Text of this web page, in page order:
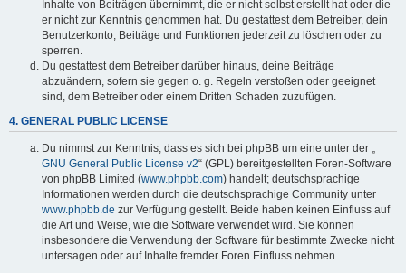
Inhalte von Beiträgen übernimmt, die er nicht selbst erstellt hat oder die
er nicht zur Kenntnis genommen hat. Du gestattest dem Betreiber, dein
Benutzerkonto, Beiträge und Funktionen jederzeit zu löschen oder zu
sperren.
Du gestattest dem Betreiber darüber hinaus, deine Beiträge
abzuändern, sofern sie gegen o. g. Regeln verstoßen oder geeignet
sind, dem Betreiber oder einem Dritten Schaden zuzufügen.
4. GENERAL PUBLIC LICENSE
Du nimmst zur Kenntnis, dass es sich bei phpBB um eine unter der „
GNU General Public License v2“ (GPL) bereitgestellten Foren-Software
von phpBB Limited (www.phpbb.com) handelt; deutschsprachige
Informationen werden durch die deutschsprachige Community unter
www.phpbb.de zur Verfügung gestellt. Beide haben keinen Einfluss auf
die Art und Weise, wie die Software verwendet wird. Sie können
insbesondere die Verwendung der Software für bestimmte Zwecke nicht
untersagen oder auf Inhalte fremder Foren Einfluss nehmen.